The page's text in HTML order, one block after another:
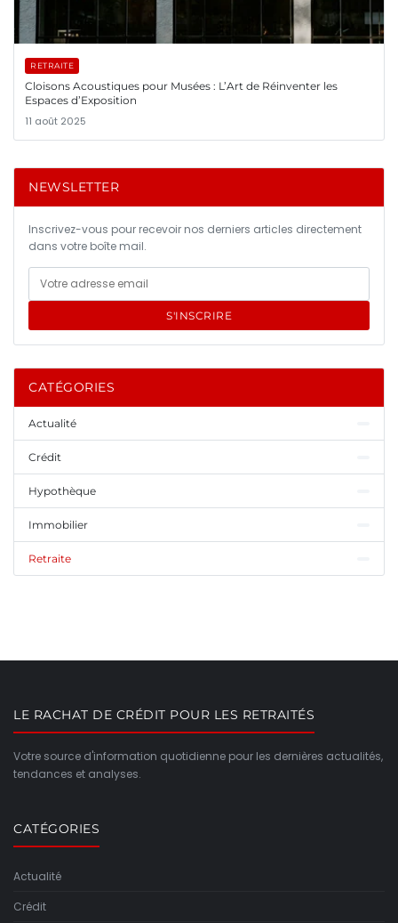
RETRAITE
Cloisons Acoustiques pour Musées : L’Art de Réinventer les
Espaces d’Exposition
11 août 2025
NEWSLETTER
Inscrivez-vous pour recevoir nos derniers articles directement
dans votre boîte mail.
S'INSCRIRE
CATÉGORIES
Actualité
Crédit
Hypothèque
Immobilier
Retraite
LE RACHAT DE CRÉDIT POUR LES RETRAITÉS
Votre source d'information quotidienne pour les dernières actualités,
tendances et analyses.
CATÉGORIES
Actualité
Crédit